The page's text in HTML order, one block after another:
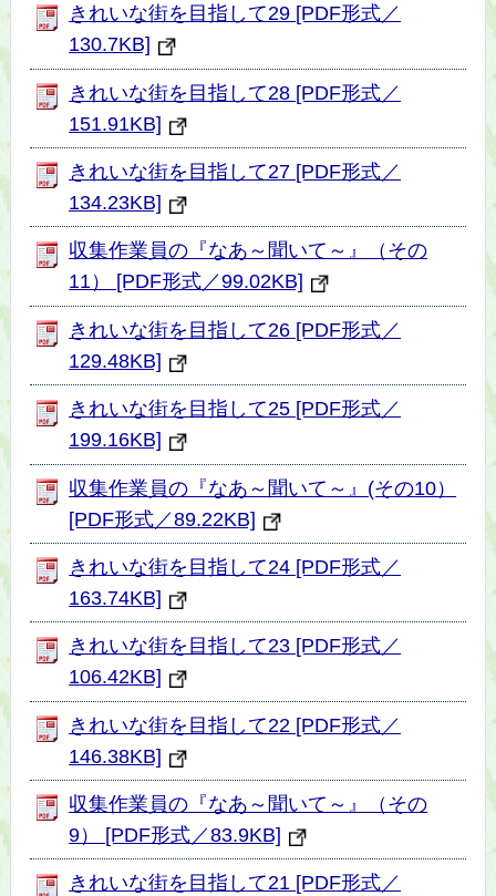
きれいな街を目指して29 [PDF形式／
130.7KB]
きれいな街を目指して28 [PDF形式／
151.91KB]
きれいな街を目指して27 [PDF形式／
134.23KB]
収集作業員の『なあ～聞いて～』（その
11） [PDF形式／99.02KB]
きれいな街を目指して26 [PDF形式／
129.48KB]
きれいな街を目指して25 [PDF形式／
199.16KB]
収集作業員の『なあ～聞いて～』(その10）
[PDF形式／89.22KB]
きれいな街を目指して24 [PDF形式／
163.74KB]
きれいな街を目指して23 [PDF形式／
106.42KB]
きれいな街を目指して22 [PDF形式／
146.38KB]
収集作業員の『なあ～聞いて～』（その
9） [PDF形式／83.9KB]
きれいな街を目指して21 [PDF形式／